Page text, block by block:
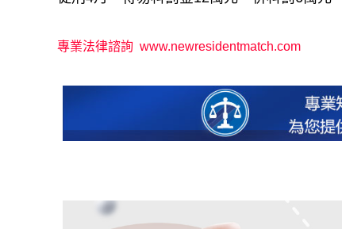
專業法律諮詢 www.newresidentmatch.com